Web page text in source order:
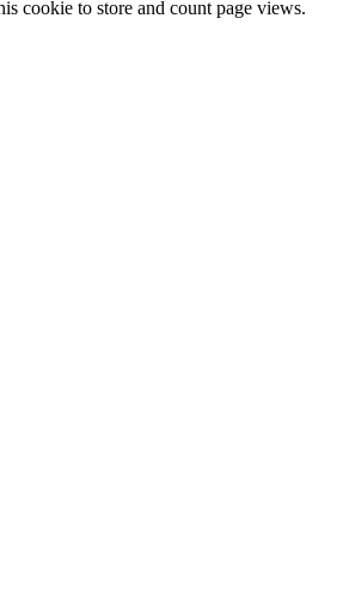
cookie to store and count page views.